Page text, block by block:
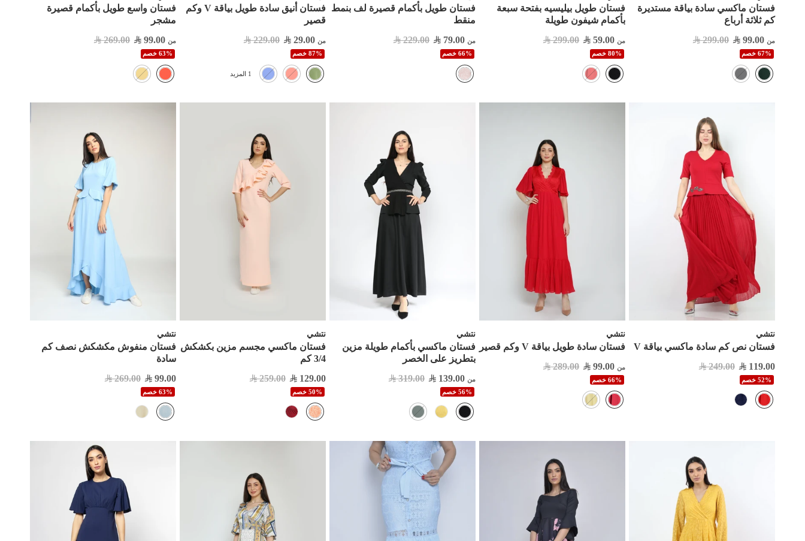
فستان ماكسي سادة بياقة مستديرة
كم ثلاثة أرباع
من 99.00
299.00
67% خصم
فستان طويل بيليسيه بفتحة سبعة
بأكمام شيفون طويلة
من 59.00
299.00
80% خصم
فستان طويل بأكمام قصيرة لف بنمط
منقط
من 79.00
229.00
66% خصم
فستان أنيق سادة طويل بياقة V وكم
قصير
من 29.00
229.00
87% خصم
1 المزيد
فستان واسع طويل بأكمام قصيرة
مشجر
من 99.00
269.00
63% خصم
نتشي
فستان نص كم سادة ماكسي بياقة V
119.00
249.00
52% خصم
نتشي
فستان سادة طويل بياقة V وكم قصير
من 99.00
289.00
66% خصم
نتشي
فستان ماكسي بأكمام طويلة مزين
بتطريز على الخصر
من 139.00
319.00
56% خصم
نتشي
فستان ماكسي مجسم مزين بكشكش
3/4 كم
129.00
259.00
50% خصم
نتشي
فستان منفوش مكشكش نصف كم
سادة
99.00
269.00
63% خصم